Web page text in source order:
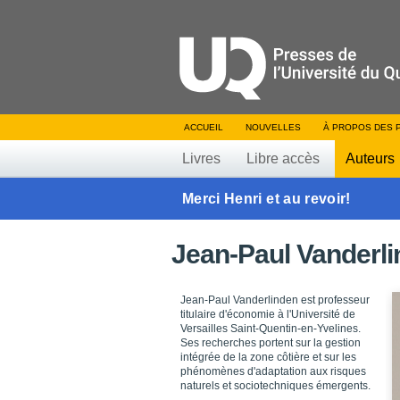
ACCUEIL NOUVELLES À PROPOS DES
Livres Libre accès Auteurs
Merci Henri et au revoir!
Jean-Paul
Jean-Paul Vanderlinden est professeur
titulaire d'économie à l'Université de
Versailles Saint-Quentin-en-Yvelines.
Ses recherches portent sur la gestion
intégrée de la zone côtière et sur les
phénomènes d'adaptation aux risques
naturels et sociotechniques émergents.